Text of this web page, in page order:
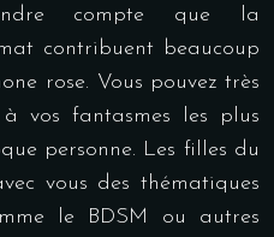
compte que la
contribuent beaucoup
rose. Vous pouvez très
vos fantasmes les plus
personne. Les filles du
vous des thématiques
le BDSM ou autres